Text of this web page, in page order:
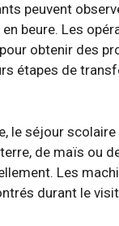
peuvent
beure. Les
obtenir des
étapes de
le séjour
de maïs ou
Les
durant le